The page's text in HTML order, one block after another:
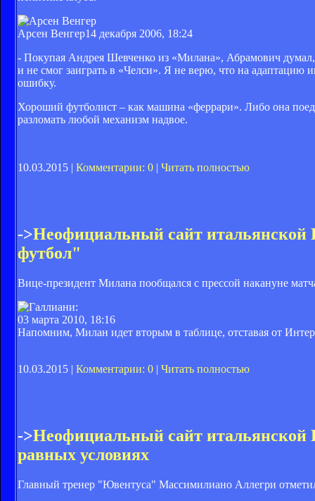
Арсен Венгер14 декабря 2006, 18:24
- Покупая Андрея Шевченко из «Милана», Абрамович думал,
и не смог заиграть в «Челси». Я не верю, что на адаптацию
ошибку.
Хороший футболист – как машина «феррари». Либо она
разломать любой механизм надвое.
10.03.2015 | Комментарии: 0 | Читать полностью
->Неофициальный сайт итальянской
футбол"
Вице-президент Милана пообщался с прессой накануне
03 марта 2010, 18:16
Напомним, Милан идет вторым в таблице, отставая от
10.03.2015 | Комментарии: 0 | Читать полностью
->Неофициальный сайт итальянской
равных условиях
Главный тренер "Ювентуса" Массимилиано Аллегри